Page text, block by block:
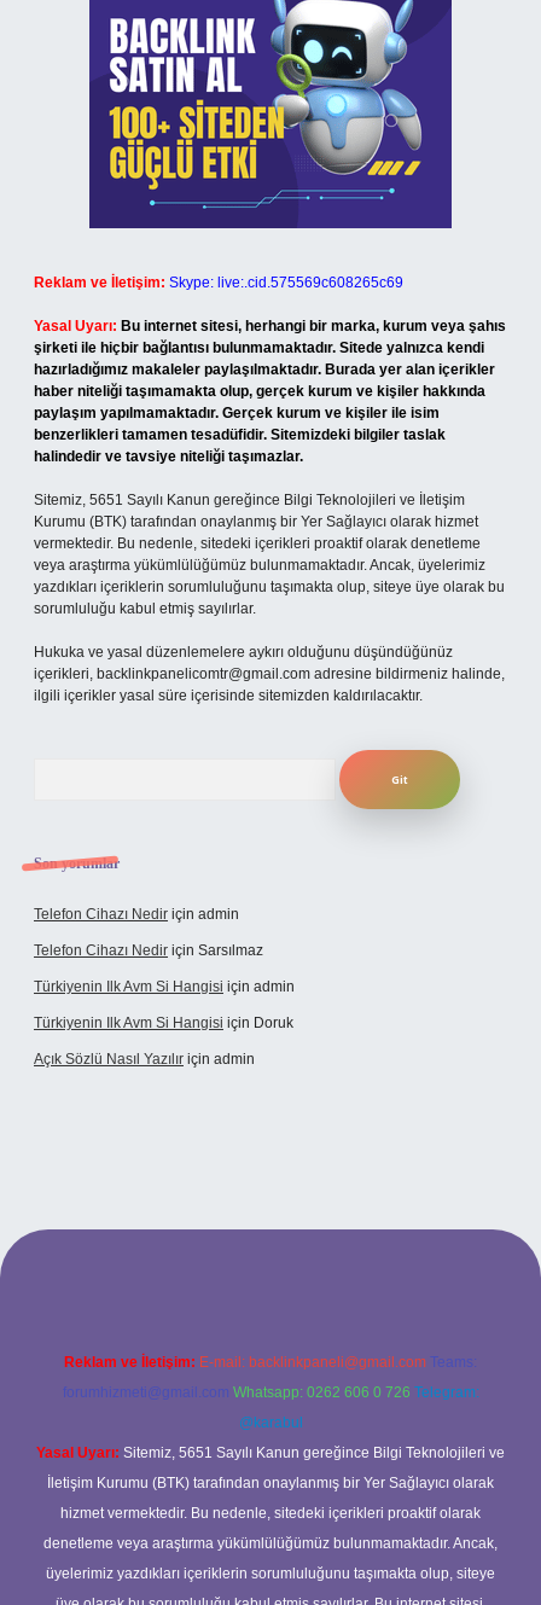
Reklam ve İletişim: Skype: live:.cid.575569c608265c69
Yasal Uyarı: Bu internet sitesi, herhangi bir marka, kurum veya şahıs
şirketi ile hiçbir bağlantısı bulunmamaktadır. Sitede yalnızca kendi
hazırladığımız makaleler paylaşılmaktadır. Burada yer alan içerikler
haber niteliği taşımamakta olup, gerçek kurum ve kişiler hakkında
paylaşım yapılmamaktadır. Gerçek kurum ve kişiler ile isim
benzerlikleri tamamen tesadüfidir. Sitemizdeki bilgiler taslak
halindedir ve tavsiye niteliği taşımazlar.
Sitemiz, 5651 Sayılı Kanun gereğince Bilgi Teknolojileri ve İletişim
Kurumu (BTK) tarafından onaylanmış bir Yer Sağlayıcı olarak hizmet
vermektedir. Bu nedenle, sitedeki içerikleri proaktif olarak denetleme
veya araştırma yükümlülüğümüz bulunmamaktadır. Ancak, üyelerimiz
yazdıkları içeriklerin sorumluluğunu taşımakta olup, siteye üye olarak bu
sorumluluğu kabul etmiş sayılırlar.
Hukuka ve yasal düzenlemelere aykırı olduğunu düşündüğünüz
içerikleri, backlinkpanelicomtr@gmail.com adresine bildirmeniz halinde,
ilgili içerikler yasal süre içerisinde sitemizden kaldırılacaktır.
Son yorumlar
Telefon Cihazı Nedir için admin
Telefon Cihazı Nedir için Sarsılmaz
Türkiyenin Ilk Avm Si Hangisi için admin
Türkiyenin Ilk Avm Si Hangisi için Doruk
Açık Sözlü Nasıl Yazılır için admin
Reklam ve İletişim: E-mail: backlinkpaneli@gmail.com Teams:
forumhizmeti@gmail.com Whatsapp: 0262 606 0 726 Telegram:
@karabul
Yasal Uyarı: Sitemiz, 5651 Sayılı Kanun gereğince Bilgi Teknolojileri ve
İletişim Kurumu (BTK) tarafından onaylanmış bir Yer Sağlayıcı olarak
hizmet vermektedir. Bu nedenle, sitedeki içerikleri proaktif olarak
denetleme veya araştırma yükümlülüğümüz bulunmamaktadır. Ancak,
üyelerimiz yazdıkları içeriklerin sorumluluğunu taşımakta olup, siteye